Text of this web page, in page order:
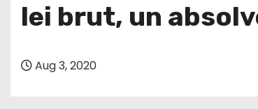
lei brut, un
Aug 3, 2020